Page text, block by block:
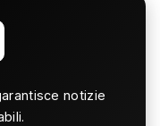
notizie